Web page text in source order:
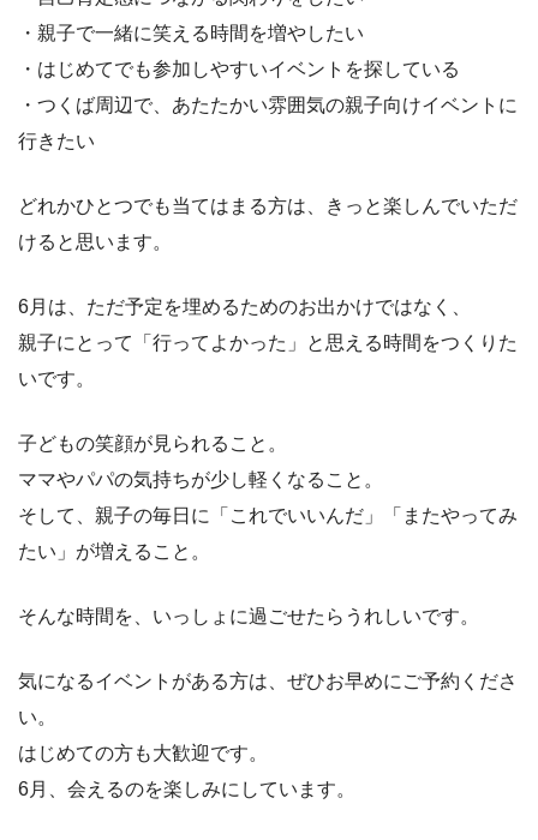
・親子で一緒に笑える時間を増やしたい
・はじめてでも参加しやすいイベントを探している
・つくば周辺で、あたたかい雰囲気の親子向けイベントに
行きたい
どれかひとつでも当てはまる方は、きっと楽しんでいただ
けると思います。
6月は、ただ予定を埋めるためのお出かけではなく、
親子にとって「行ってよかった」と思える時間をつくりた
いです。
子どもの笑顔が見られること。
ママやパパの気持ちが少し軽くなること。
そして、親子の毎日に「これでいいんだ」「またやってみ
たい」が増えること。
そんな時間を、いっしょに過ごせたらうれしいです。
気になるイベントがある方は、ぜひお早めにご予約くださ
い。
はじめての方も大歓迎です。
6月、会えるのを楽しみにしています。